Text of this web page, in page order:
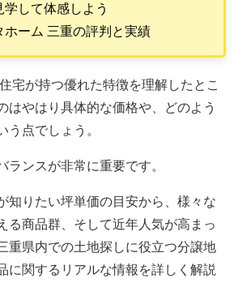
学して体感しよう
ホーム 三重の評判と実績
宅が持つ優れた特徴を理解したとこ
はやはり具体的な価格や、どのよう
う点でしょう。
ランスが非常に重要です。
知りたい坪単価の目安から、様々な
る商品群、そして近年人気が高まっ
重県内での土地探しに役立つ分譲地
に関するリアルな情報を詳しく解説